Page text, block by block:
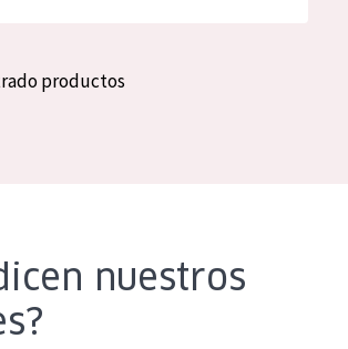
productos
nuestros